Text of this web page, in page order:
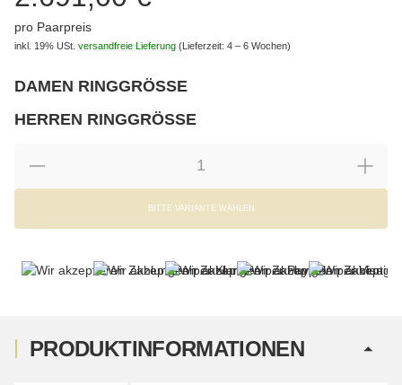
pro Paarpreis
inkl. 19% USt. versandfreie Lieferung (Lieferzeit: 4 – 6 Wochen)
DAMEN RINGGRÖSSE
HERREN RINGGRÖSSE
BITTE VARIANTE WÄHLEN
PRODUKTINFORMATIONEN